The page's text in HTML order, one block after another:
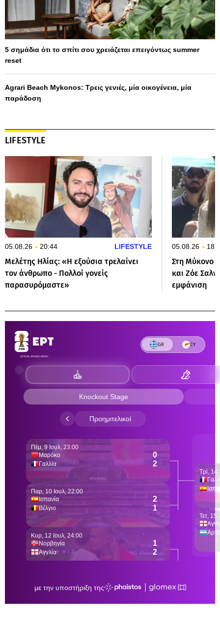
5 σημάδια ότι το σπίτι σου χρειάζεται επειγόντως summer
reset
Agrari Beach Mykonos: Τρεις γενιές, μία οικογένεια, μία
παράδοση
LIFESTYLE
05.08.26 20:44 LIFESTYLE
Μελέτης Ηλίας: «Η εξούσια τρελαίνει
τον άνθρωπο - Πολλοί γονείς
παρασυρόμαστε»
05.08.26
Στη Μύκονο
και Ζόε
εμφάνιση